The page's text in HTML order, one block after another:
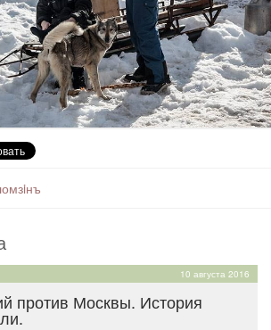
10 августа 2016
против Москвы. История